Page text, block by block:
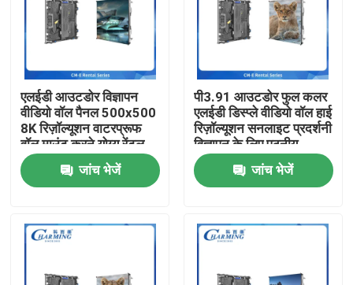
होम
उत्पाद
वीआर दिखाएँ
एलईडी आउटडोर विज्ञापन
वीडियो वॉल पैनल 500x500
8K रिज़ॉल्यूशन वाटरप्रूफ
वॉल माउंट करने योग्य रेंटल
डिस्प्ले
जांच भेजें
पी3.91 आउटडोर फुल कलर
एलईडी डिस्प्ले वीडियो वॉल हाई
रिज़ॉल्यूशन सनलाइट प्रदर्शनी
विज्ञापन के लिए पठनीय
जांच भेजें